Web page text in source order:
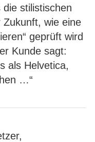
stilistischen
wie eine
geprüft wird
Kunde sagt:
als Helvetica,
…“